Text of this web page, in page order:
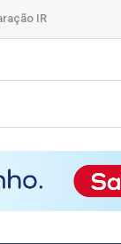
IR